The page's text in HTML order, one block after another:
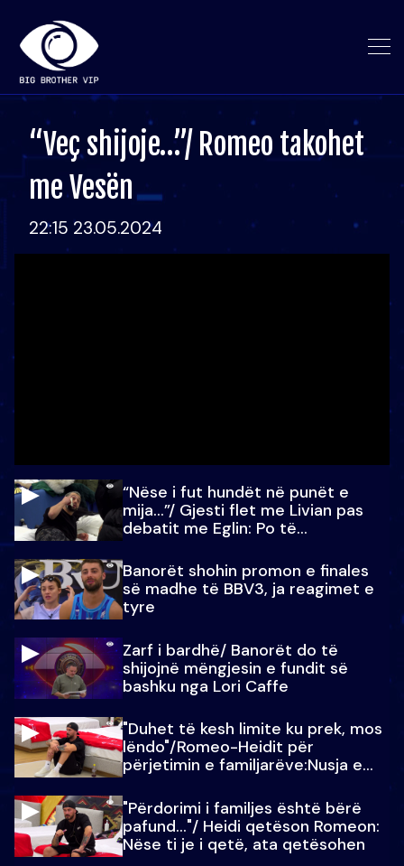
“Veç shijoje…”/ Romeo takohet
me Vesën
22:15 23.05.2024
“Nëse i fut hundët në punët e
mija…”/ Gjesti flet me Livian pas
debatit me Eglin: Po të
Banorët shohin promon e finales
së madhe të BBV3, ja reagimet e
tyre
Zarf i bardhë/ Banorët do të
shijojnë mëngjesin e fundit së
bashku nga Lori Caffe
"Duhet të kesh limite ku prek, mos
lëndo"/Romeo-Heidit për
përjetimin e familjarëve:Nusja e
"Përdorimi i familjes është bërë
pafund…"/ Heidi qetëson Romeon:
Nëse ti je i qetë, ata qetësohen